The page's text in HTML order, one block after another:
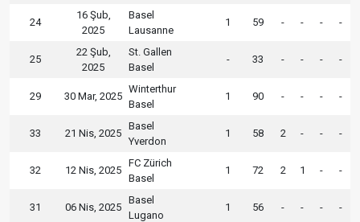
24
16 Şub,
2025
Basel
Lausanne
1 59 - - - -
25
22 Şub,
2025
St. Gallen
Basel
- 33 - - - -
29 30 Mar, 2025
Winterthur
Basel
1 90 - - - -
33 21 Nis, 2025
Basel
Yverdon
1 58 2 - - -
32 12 Nis, 2025
FC Zürich
Basel
1 72 2 1 - -
31 06 Nis, 2025
Basel
Lugano
1 56 - - - -